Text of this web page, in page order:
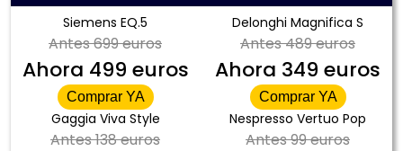
Siemens EQ.5
Antes699 euros
Ahora 499 euros
Comprar YA
Delonghi Magnifica S
Antes489 euros
Ahora 349 euros
Comprar YA
Gaggia Viva Style
Antes138 euros
Nespresso Vertuo Pop
Antes99 euros